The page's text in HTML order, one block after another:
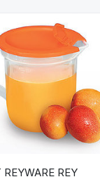
REY